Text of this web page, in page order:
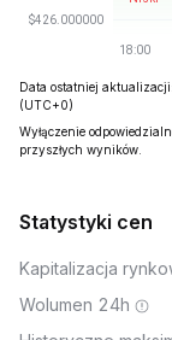
Data ostatniej
(UTC+0)
Wyłączenie
przyszłych wyników.
Statystyki cen
Kapitalizacja
Wolumen 24h